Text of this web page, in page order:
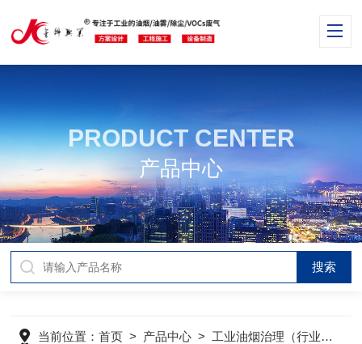
PRODUCT CENTER
产品中心
当前位置：首页 > 产品中心 > 工业油烟治理（行业分类）